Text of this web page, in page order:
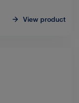
View product